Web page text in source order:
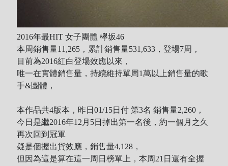
2016年最HIT 女子團體 欅坂46
本周銷售量11,265，累計銷售量531,633，登場7周，
目前為2016紅白登場效應以來，
唯一在實體銷售量，持續維持單周1萬以上銷售量的歌
手&團體，
本作品共4版本，昨日01/15日付 第3名 銷售量2,260，
今日是繼2016年12月5日掉出第一名後，約一個月之久
再次回到冠軍
疑是個握出貨效應，銷售量4,128，
但因為這是算在這一周日榜單上，本周21日還有全握